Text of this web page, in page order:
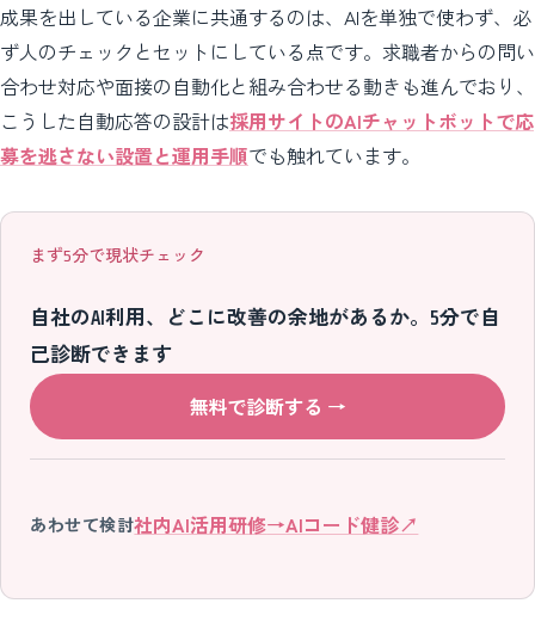
成果を出している企業に共通するのは、AIを単独で使わず、必
ず人のチェックとセットにしている点です。求職者からの問い
合わせ対応や面接の自動化と組み合わせる動きも進んでおり、
こうした自動応答の設計は採用サイトのAIチャットボットで応
募を逃さない設置と運用手順でも触れています。
まず5分で現状チェック
自社のAI利用、どこに改善の余地があるか。5分で自
己診断できます
無料で診断する →
あわせて検討社内AI活用研修→AIコード健診↗